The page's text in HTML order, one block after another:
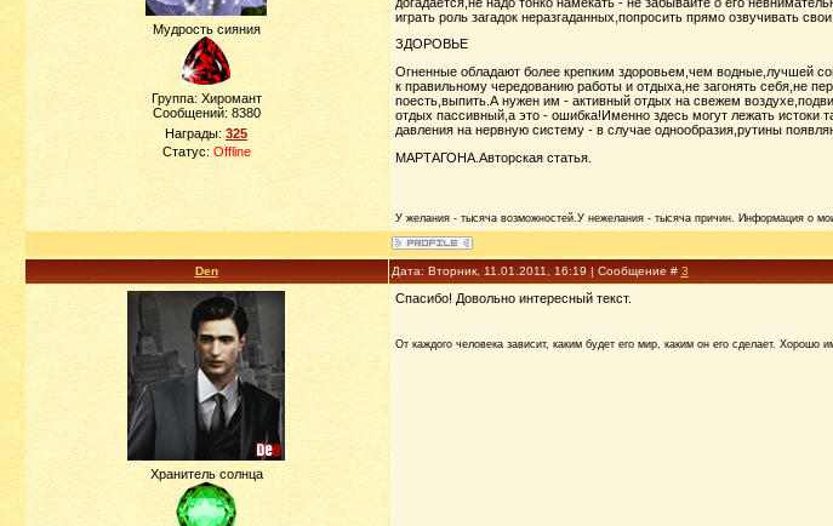
Мудрость сияния
Группа: Хиромант
Сообщений: 8380
Награды:325
Статус: Offline
играть роль загадок неразгаданных,попросить прямо озвучивать
ЗДОРОВЬЕ
Огненные обладают более крепким здоровьем,чем водные,лучшей
к правильному чередованию работы и отдыха,не загонять себя,не
поесть,выпить.А нужен им - активный отдых на свежем
отдых пассивный,а это - ошибка!Именно здесь могут лежать истоки
давления на нервную систему - в случае однообразия,рутины
МАРТАГОНА.Авторская статья.
У желания - тысяча возможностей.У нежелания - тысяча причин. Информация о
Den Дата: Вторник, 11.01.2011, 16:19 | Сообщение # 3
Хранитель солнца
Спасибо! Довольно интересный текст.
От каждого человека зависит, каким будет его мир, каким он его сделает.